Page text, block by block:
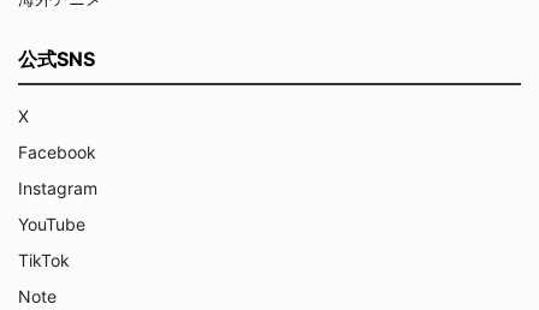
公式SNS
X
Facebook
Instagram
YouTube
TikTok
Note